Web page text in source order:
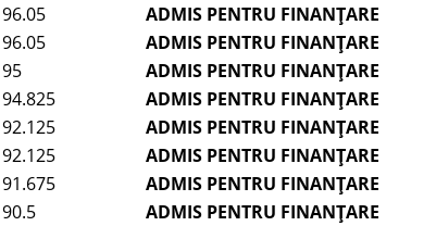
96.05
ADMIS PENTRU FINANȚARE
96.05
ADMIS PENTRU FINANȚARE
95
ADMIS PENTRU FINANȚARE
94.825
ADMIS PENTRU FINANȚARE
92.125
ADMIS PENTRU FINANȚARE
92.125
ADMIS PENTRU FINANȚARE
91.675
ADMIS PENTRU FINANȚARE
90.5
ADMIS PENTRU FINANȚARE